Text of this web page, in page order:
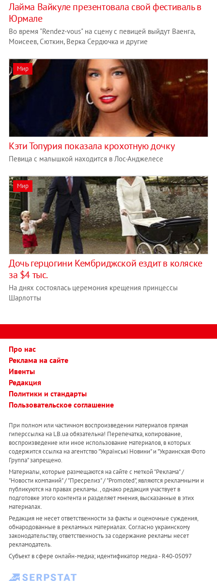
Лайма Вайкуле презентовала свой фестиваль в
Юрмале
Во время "Rendez-vous" на сцену с певицей выйдут Ваенга,
Моисеев, Сюткин, Верка Сердючка и другие
Мир
Кэти Топурия показала крохотную дочку
Певица с малышкой находится в Лос-Анджелесе
Мир
Дочь герцогини Кембриджской ездит в коляске
за $4 тыс.
На днях состоялась церемония крещения принцессы
Шарлотты
Про нас
Реклама на сайте
Ивенты
Редакция
Политики и стандарты
Пользовательское соглашение
При полном или частичном воспроизведении материалов прямая
гиперссылка на LB.ua обязательна! Перепечатка, копирование,
воспроизведение или иное использование материалов, в которых
содержится ссылка на агентство "Українськi Новини" и "Украинская Фото
Группа" запрещено.
Материалы, которые размещаются на сайте с меткой "Реклама" /
"Новости компаний" / "Пресрелиз" / "Promoted", являются рекламными и
публикуются на правах рекламы. , однако редакция участвует в
подготовке этого контента и разделяет мнения, высказанные в этих
материалах.
Редакция не несет ответственности за факты и оценочные суждения,
обнародованные в рекламных материалах. Согласно украинскому
законодательству, ответственность за содержание рекламы несет
рекламодатель.
Субъект в сфере онлайн-медиа; идентификатор медиа - R40-05097